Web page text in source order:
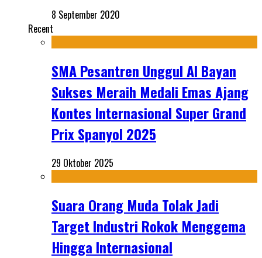
8 September 2020
Recent
SMA Pesantren Unggul Al Bayan
Sukses Meraih Medali Emas Ajang
Kontes Internasional Super Grand
Prix Spanyol 2025
29 Oktober 2025
Suara Orang Muda Tolak Jadi
Target Industri Rokok Menggema
Hingga Internasional